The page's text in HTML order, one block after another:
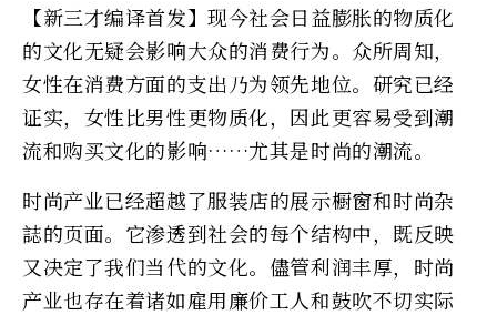
【新三才编译首发】现今社会日益膨胀的物质化
的文化无疑会影响大众的消费行为。众所周知，
女性在消费方面的支出乃为领先地位。研究已经
证实，女性比男性更物质化，因此更容易受到潮
流和购买文化的影响……尤其是时尚的潮流。
时尚产业已经超越了服装店的展示橱窗和时尚杂
誌的页面。它渗透到社会的每个结构中，既反映
又决定了我们当代的文化。儘管利润丰厚，时尚
产业也存在着诸如雇用廉价工人和鼓吹不切实际